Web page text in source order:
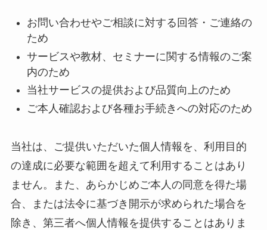
お問い合わせやご相談に対する回答・ご連絡の
ため
サービスや教材、セミナーに関する情報のご案
内のため
当社サービスの提供および品質向上のため
ご本人確認および各種お手続きへの対応のため
当社は、ご提供いただいた個人情報を、利用目的
の達成に必要な範囲を超えて利用することはあり
ません。また、あらかじめご本人の同意を得た場
合、または法令に基づき開示が求められた場合を
除き、第三者へ個人情報を提供することはありま